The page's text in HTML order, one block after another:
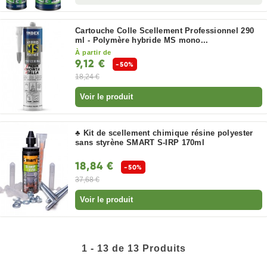
Cartouche Colle Scellement Professionnel 290
ml - Polymère hybride MS mono...
À partir de
9,12 €
-50%
18,24 €
Voir le produit
♣ Kit de scellement chimique résine polyester
sans styrène SMART S-IRP 170ml
18,84 €
-50%
37,68 €
Voir le produit
1 - 13 de 13 Produits